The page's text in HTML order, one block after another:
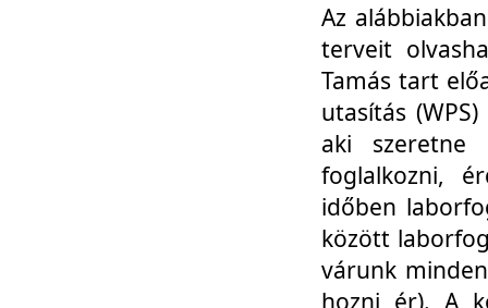
Az
terveit
Tamás tart
utasítás
aki szeretne
foglalkozni,
időben
között
várunk
hozni ér). A